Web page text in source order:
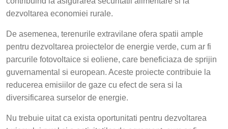
dezvoltarea economiei rurale.
De asemenea, terenurile extravilane ofera spatii ample
pentru dezvoltarea proiectelor de energie verde, cum ar fi
parcurile fotovoltaice si eoliene, care beneficiaza de sprijin
guvernamental si european. Aceste proiecte contribuie la
reducerea emisiilor de gaze cu efect de sera si la
diversificarea surselor de energie.
Nu trebuie uitat ca exista oportunitati pentru dezvoltarea